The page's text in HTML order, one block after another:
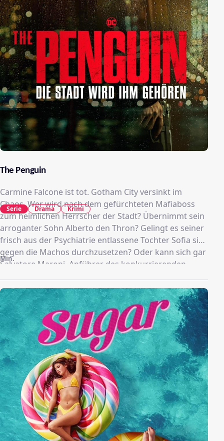
The Penguin
Carmine Falcone ist tot. Gotham City versinkt im
Chaos. Wer wird nach dem gefürchteten Mafiaboss
zum heimlichen Herrscher der Stadt? Übernimmt sein
arroganter Sohn Alberto den Thron? Gelingt es seiner
frisch aus der Psychiatrie entlassene Tochter Sofia sich
gegen die Machos durchzusetzen? Oder kann sich gar
Salvatore Maroni, Anführer des konkurrierenden
Gefängnis befördern ließ? Mit einem rechnet niemand:
dem entstellten Oz Cobb, genannt "der Pinguin", der
sich unter Carmine als loyaler, aber unbedeutender
Kleingangster bewiesen hat. Doch Oz ist es gewohnt,
unterschätzt zu werden, und weiß das für sich zu
nutzen. Er kennt keine Skrupel, um seiner Mutter und
sich selbst das Leben zu ermöglichen, das sie in seinen
Augen verdient haben. Raffiniert spielt er alle
gegeneinander aus und beginnt seinen blutigen
Aufstieg.
Min.
Serie Drama Krimi